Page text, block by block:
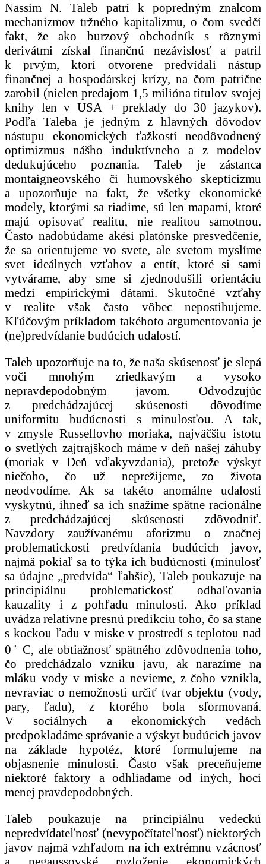
Nassim N. Taleb patrí k popredným znalcom
mechanizmov tržného kapitalizmu, o čom svedčí
fakt, že ako burzový obchodník s rôznymi
derivátmi získal finančnú nezávislosť a patril
k prvým, ktorí otvorene predvídali nástup
finančnej a hospodárskej krízy, na čom patrične
zarobil (nielen predajom 1,5 milióna titulov svojej
knihy len v USA + preklady do 30 jazykov).
Podľa Taleba je jedným z hlavných dôvodov
nástupu ekonomických ťažkostí neodôvodnený
optimizmus nášho induktívneho a z modelov
dedukujúceho poznania. Taleb je zástanca
montaigneovského či humovského skepticizmu
a upozorňuje na fakt, že všetky ekonomické
modely, ktorými sa riadime, sú len mapami, ktoré
majú opisovať realitu, nie realitou samotnou.
Často nadobúdame akési platónske presvedčenie,
že sa orientujeme vo svete, ale svetom myslíme
svet ideálnych vzťahov a entít, ktoré si sami
vytvárame, aby sme si zjednodušili orientáciu
medzi empirickými dátami. Skutočné vzťahy
v realite však často vôbec nepostihujeme.
Kľúčovým príkladom takéhoto argumentovania je
(ne)predvídanie budúcich udalostí.
Taleb upozorňuje na to, že naša skúsenosť je slepá
voči mnohým zriedkavým a vysoko
nepravdepodobným javom. Odvodzujúc
z predchádzajúcej skúsenosti dôvodíme
uniformitu budúcnosti s minulosťou. A tak,
v zmysle Russellovho moriaka, najväčšiu istotu
o svetlých zajtrajškoch máme v deň našej záhuby
(moriak v Deň vďakyvzdania), pretože výskyt
niečoho, čo už neprežijeme, zo života
neodvodíme. Ak sa takéto anomálne udalosti
vyskytnú, ihneď sa ich snažíme spätne racionálne
z predchádzajúcej skúsenosti zdôvodniť.
Navzdory zaužívanému aforizmu o značnej
problematickosti predvídania budúcich javov,
najmä pokiaľ sa to týka ich budúcnosti (minulosť
sa údajne „predvída“ ľahšie), Taleb poukazuje na
principiálnu problematickosť odhaľovania
kauzality i z pohľadu minulosti. Ako príklad
uvádza relatívne presnú predikciu toho, čo sa stane
s kockou ľadu v miske v prostredí s teplotou nad
0 ◦ C, ale obtiažnosť spätného zdôvodnenia toho,
čo predchádzalo vzniku javu, ak narazíme na
mláku vody v miske a nevieme, z čoho vznikla,
nevraviac o nemožnosti určiť tvar objektu (vody,
pary, ľadu), z ktorého bola sformovaná.
V sociálnych a ekonomických vedách
predpokladáme správanie a výskyt budúcich javov
na základe hypotéz, ktoré formulujeme na
objasnenie minulosti. Často však preceňujeme
niektoré faktory a odhliadame od iných, hoci
menej pravdepodobných.
Taleb poukazuje na principiálnu vedeckú
nepredvídateľnosť (nevypočítateľnosť) niektorých
javov najmä vzhľadom na ich extrémnu vzácnosť
a negaussovské rozloženie ekonomických